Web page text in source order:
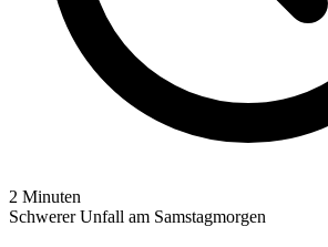
2 Minuten
Schwerer Unfall am Samstagmorgen